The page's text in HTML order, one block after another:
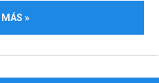
MÁS »